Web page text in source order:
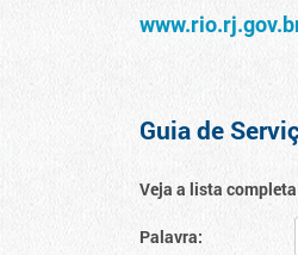
Guia de
Veja a lista
Palavra: